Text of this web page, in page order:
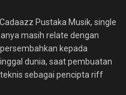
Pustaka Musik, single
masih relate dengan
kepada
dunia, saat pembuatan
sebagai pencipta riff